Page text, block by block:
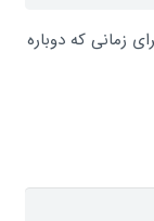
زمانی که دوباره